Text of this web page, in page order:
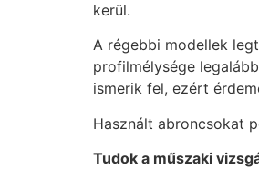
kerül.
A régebbi modellek
profilmélysége
ismerik fel, ezért
Használt abroncsokat
Tudok a műszaki